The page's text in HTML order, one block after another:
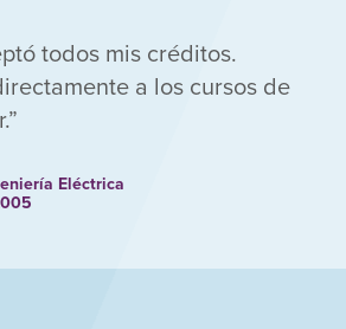
todos mis créditos.
a los cursos de
Eléctrica